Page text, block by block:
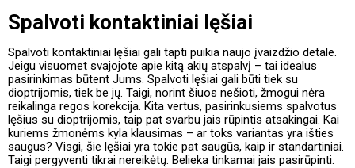
Spalvoti kontaktiniai lęšiai
Spalvoti kontaktiniai lęšiai gali tapti puikia naujo įvaizdžio detale.
Jeigu visuomet svajojote apie kitą akių atspalvį – tai idealus
pasirinkimas būtent Jums. Spalvoti lęšiai gali būti tiek su
dioptrijomis, tiek be jų. Taigi, norint šiuos nešioti, žmogui nėra
reikalinga regos korekcija. Kita vertus, pasirinkusiems spalvotus
lęšius su dioptrijomis, taip pat svarbu jais rūpintis atsakingai. Kai
kuriems žmonėms kyla klausimas – ar toks variantas yra išties
saugus? Visgi, šie lęšiai yra tokie pat saugūs, kaip ir standartiniai.
Taigi pergyventi tikrai nereikėtų. Belieka tinkamai jais pasirūpinti.